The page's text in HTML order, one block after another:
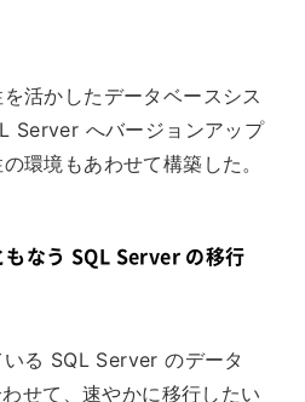
活かしたデータベースシス
Server へバージョンアップ
環境もあわせて構築した。
もなう SQL Server の移行
る SQL Server のデータ
せて、速やかに移行したい